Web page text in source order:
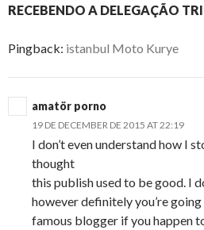
RECEBENDO A DELEGAÇÃO
Pingback: istanbul Moto Kurye
amatör porno
19 DE DECEMBER DE 2015 AT 22:19
I don’t even understand how I
thought
this publish used to be good. I
however definitely you’re going
famous blogger if you happen